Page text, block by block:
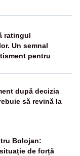
ratingul
Un semnal
pentru
după decizia
să revină la
Bolojan:
de forță